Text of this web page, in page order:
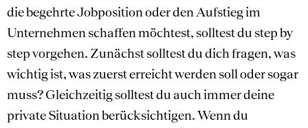
die begehrte Jobposition oder den Aufstieg im
Unternehmen schaffen möchtest, solltest du step by
step vorgehen. Zunächst solltest du dich fragen, was
wichtig ist, was zuerst erreicht werden soll oder sogar
muss? Gleichzeitig solltest du auch immer deine
private Situation berücksichtigen. Wenn du